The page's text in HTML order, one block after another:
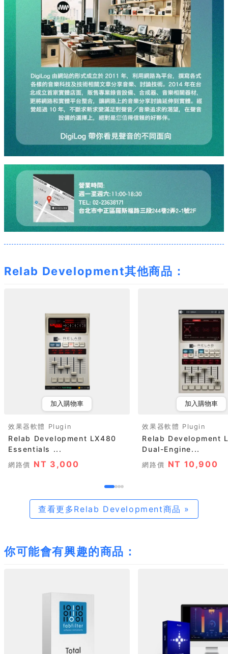
Relab Development其他商品：
加入購物車
效果器軟體 Plugin
Relab Development LX480
Essentials ...
網路價 NT 3,000
加入購物車
效果器軟體 Plugin
Relab Development
Dual-Engine...
網路價 NT 10,900
查看更多Relab Development商品 »
你可能會有興趣的商品：